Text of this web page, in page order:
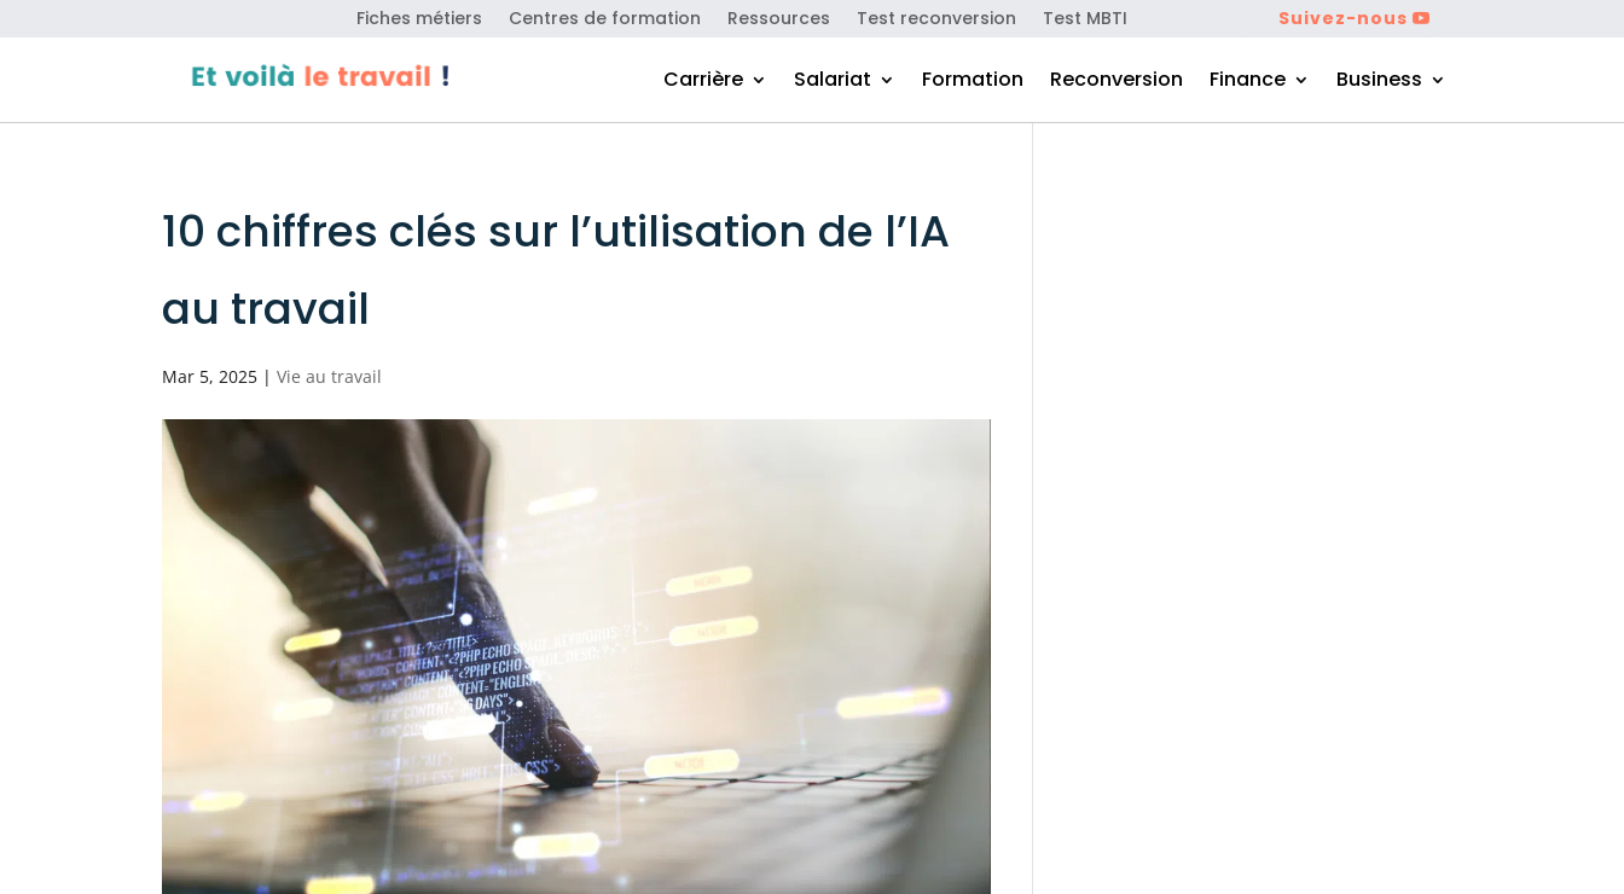
Fiches métiers Centres de formation Ressources Test reconversion Test MBTI Suivez-nous
Carrière Salariat Formation Reconversion Finance Business
10 chiffres clés sur l’utilisation de l’IA
au travail
Mar 5, 2025 |Vie au travail